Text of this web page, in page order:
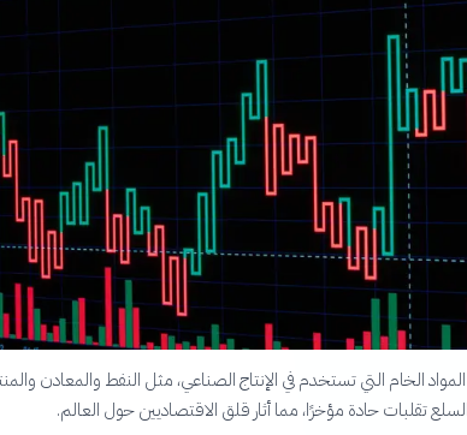
الخام التي تستخدم في الإنتاج الصناعي، مثل النفط والمعادن
تقلبات حادة مؤخرًا، مما أثار قلق الاقتصاديين حول العالم.